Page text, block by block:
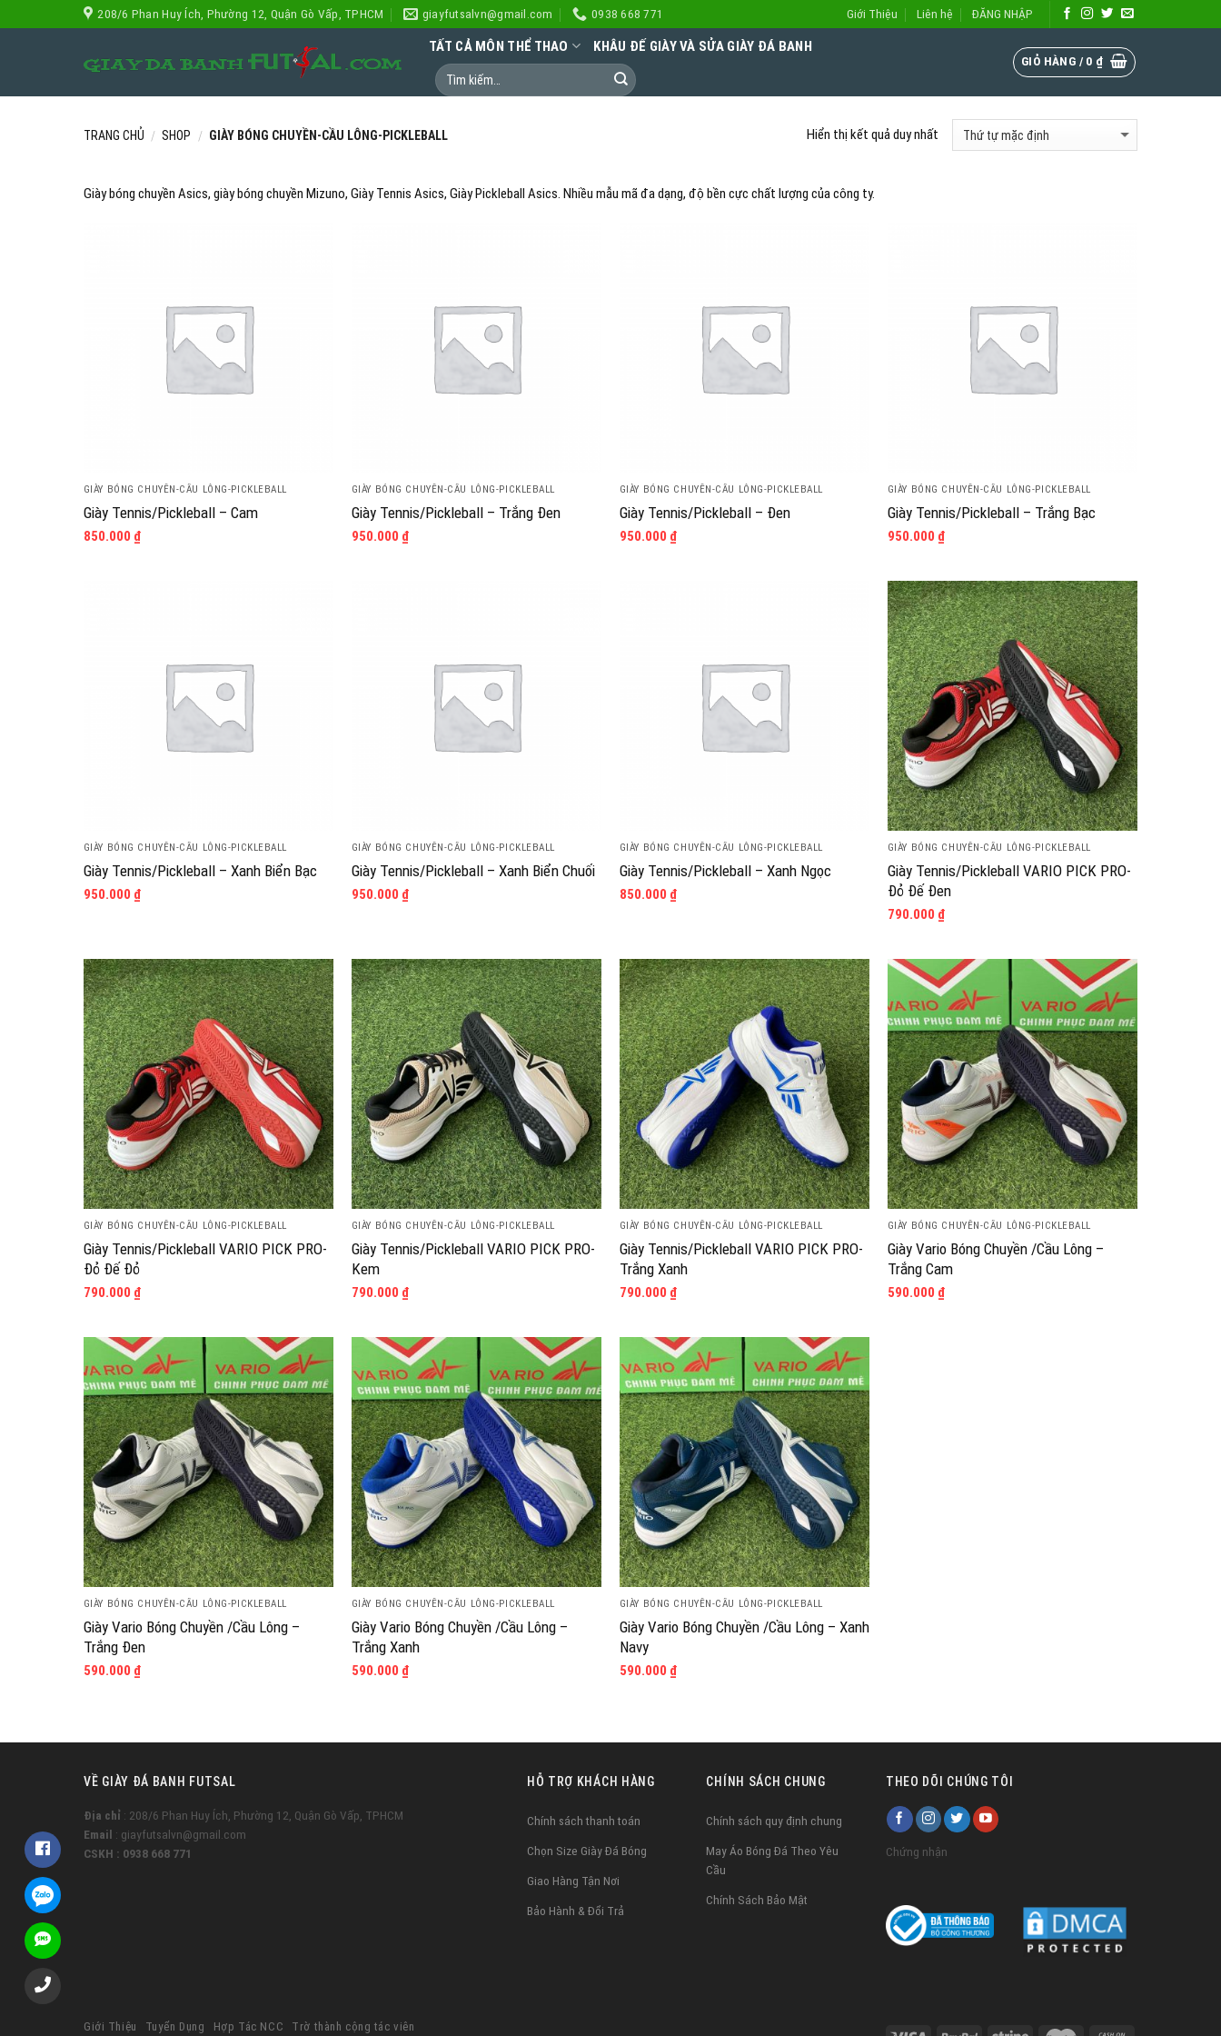
to
208/6 Phan Huy Ích, Phường 12, Quận Gò Vấp, TPHCM giayfutsalvn@gmail.com 0938 668 771 Giới Thiệu Liên hệ ĐĂNG NHẬP
TẤT CẢ MÔN THỂ THAO KHÂU ĐẾ GIÀY VÀ SỬA GIÀY ĐÁ BANH
GIỎ HÀNG / 0 ₫
TRANG CHỦ / SHOP / GIÀY BÓNG CHUYỀN-CẦU LÔNG-PICKLEBALL Hiển thị kết quả duy nhất
Giày bóng chuyền Asics, giày bóng chuyền Mizuno, Giày Tennis Asics, Giày Pickleball Asics. Nhiều mẫu mã đa dạng, độ bền cực chất lượng của công ty.
GIÀY BÓNG CHUYỀN-CẦU LÔNG-PICKLEBALL
Giày Tennis/Pickleball – Cam
850.000 ₫
GIÀY BÓNG CHUYỀN-CẦU LÔNG-PICKLEBALL
Giày Tennis/Pickleball – Trắng Đen
950.000 ₫
GIÀY BÓNG CHUYỀN-CẦU LÔNG-PICKLEBALL
Giày Tennis/Pickleball – Đen
950.000 ₫
GIÀY BÓNG CHUYỀN-CẦU LÔNG-PICKLEBALL
Giày Tennis/Pickleball – Trắng Bạc
950.000 ₫
GIÀY BÓNG CHUYỀN-CẦU LÔNG-PICKLEBALL
Giày Tennis/Pickleball – Xanh Biển Bạc
950.000 ₫
GIÀY BÓNG CHUYỀN-CẦU LÔNG-PICKLEBALL
Giày Tennis/Pickleball – Xanh Biển Chuối
950.000 ₫
GIÀY BÓNG CHUYỀN-CẦU LÔNG-PICKLEBALL
Giày Tennis/Pickleball – Xanh Ngọc
850.000 ₫
GIÀY BÓNG CHUYỀN-CẦU LÔNG-PICKLEBALL
Giày Tennis/Pickleball VARIO PICK PRO-
Đỏ Đế Đen
790.000 ₫
GIÀY BÓNG CHUYỀN-CẦU LÔNG-PICKLEBALL
Giày Tennis/Pickleball VARIO PICK PRO-
Đỏ Đế Đỏ
790.000 ₫
GIÀY BÓNG CHUYỀN-CẦU LÔNG-PICKLEBALL
Giày Tennis/Pickleball VARIO PICK PRO-
Kem
790.000 ₫
GIÀY BÓNG CHUYỀN-CẦU LÔNG-PICKLEBALL
Giày Tennis/Pickleball VARIO PICK PRO-
Trắng Xanh
790.000 ₫
GIÀY BÓNG CHUYỀN-CẦU LÔNG-PICKLEBALL
Giày Vario Bóng Chuyền /Cầu Lông –
Trắng Cam
590.000 ₫
GIÀY BÓNG CHUYỀN-CẦU LÔNG-PICKLEBALL
Giày Vario Bóng Chuyền /Cầu Lông –
Trắng Đen
590.000 ₫
GIÀY BÓNG CHUYỀN-CẦU LÔNG-PICKLEBALL
Giày Vario Bóng Chuyền /Cầu Lông –
Trắng Xanh
590.000 ₫
GIÀY BÓNG CHUYỀN-CẦU LÔNG-PICKLEBALL
Giày Vario Bóng Chuyền /Cầu Lông – Xanh
Navy
590.000 ₫
VỀ GIÀY ĐÁ BANH FUTSAL
Địa chỉ : 208/6 Phan Huy Ích, Phường 12, Quận Gò Vấp, TPHCM
Email : giayfutsalvn@gmail.com
CSKH : 0938 668 771
HỖ TRỢ KHÁCH HÀNG
Chính sách thanh toán
Chọn Size Giày Đá Bóng
Giao Hàng Tận Nơi
Bảo Hành & Đổi Trả
CHÍNH SÁCH CHUNG
Chính sách quy định chung
May Áo Bóng Đá Theo Yêu
Cầu
Chính Sách Bảo Mật
THEO DÕI CHÚNG TÔI
Chứng nhận
Giới Thiệu Tuyển Dụng Hợp Tác NCC Trờ thành cộng tác viên